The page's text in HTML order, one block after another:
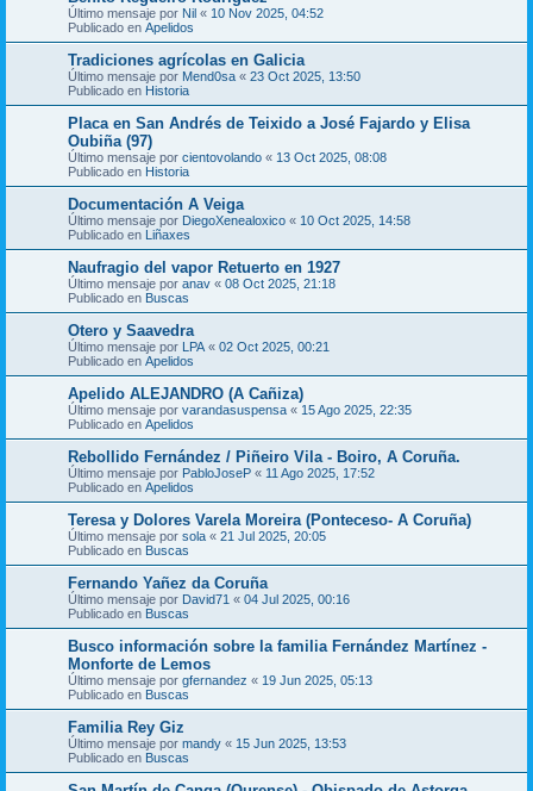
Último mensaje por Nil « 10 Nov 2025, 04:52
Publicado en Apelidos
Tradiciones agrícolas en Galicia
Último mensaje por Mend0sa « 23 Oct 2025, 13:50
Publicado en Historia
Placa en San Andrés de Teixido a José Fajardo y Elisa
Oubiña (97)
Último mensaje por cientovolando « 13 Oct 2025, 08:08
Publicado en Historia
Documentación A Veiga
Último mensaje por DiegoXenealoxico « 10 Oct 2025, 14:58
Publicado en Liñaxes
Naufragio del vapor Retuerto en 1927
Último mensaje por anav « 08 Oct 2025, 21:18
Publicado en Buscas
Otero y Saavedra
Último mensaje por LPA « 02 Oct 2025, 00:21
Publicado en Apelidos
Apelido ALEJANDRO (A Cañiza)
Último mensaje por varandasuspensa « 15 Ago 2025, 22:35
Publicado en Apelidos
Rebollido Fernández / Piñeiro Vila - Boiro, A Coruña.
Último mensaje por PabloJoseP « 11 Ago 2025, 17:52
Publicado en Apelidos
Teresa y Dolores Varela Moreira (Ponteceso- A Coruña)
Último mensaje por sola « 21 Jul 2025, 20:05
Publicado en Buscas
Fernando Yañez da Coruña
Último mensaje por David71 « 04 Jul 2025, 00:16
Publicado en Buscas
Busco información sobre la familia Fernández Martínez -
Monforte de Lemos
Último mensaje por gfernandez « 19 Jun 2025, 05:13
Publicado en Buscas
Familia Rey Giz
Último mensaje por mandy « 15 Jun 2025, 13:53
Publicado en Buscas